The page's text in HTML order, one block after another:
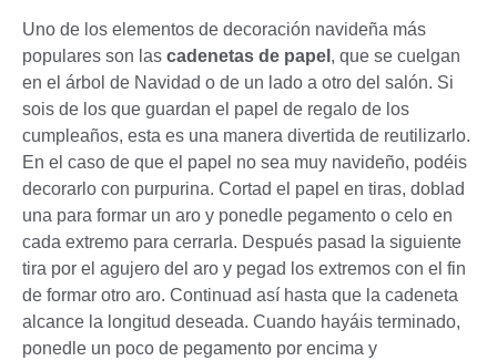
Uno de los elementos de decoración navideña más
populares son las cadenetas de papel , que se cuelgan
en el árbol de Navidad o de un lado a otro del salón. Si
sois de los que guardan el papel de regalo de los
cumpleaños, esta es una manera divertida de reutilizarlo.
En el caso de que el papel no sea muy navideño, podéis
decorarlo con purpurina. Cortad el papel en tiras, doblad
una para formar un aro y ponedle pegamento o celo en
cada extremo para cerrarla. Después pasad la siguiente
tira por el agujero del aro y pegad los extremos con el fin
de formar otro aro. Continuad así hasta que la cadeneta
alcance la longitud deseada. Cuando hayáis terminado,
ponedle un poco de pegamento por encima y